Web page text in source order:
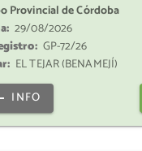
Provincial de Córdoba
29/08/2026
GP-72/26
EL TEJAR (BENAMEJÍ)
INFO